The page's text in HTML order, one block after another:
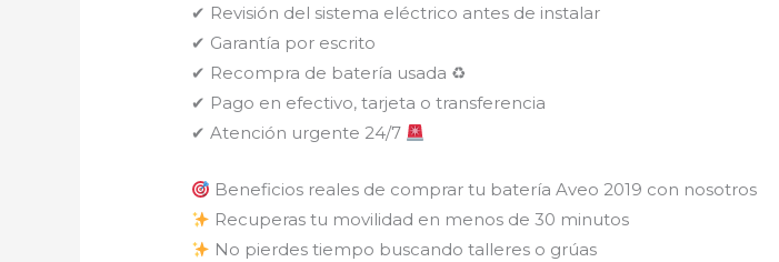
✔ Revisión del sistema eléctrico antes de instalar
✔ Garantía por escrito
✔ Recompra de batería usada ♻
✔ Pago en efectivo, tarjeta o transferencia
✔ Atención urgente 24/7
Beneficios reales de comprar tu batería Aveo 2019 con nosotros
Recuperas tu movilidad en menos de 30 minutos
No pierdes tiempo buscando talleres o grúas